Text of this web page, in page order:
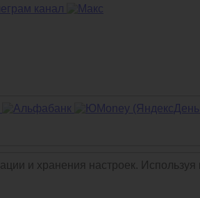
и хранения настроек.